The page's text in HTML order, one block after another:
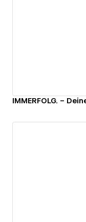
IMMERFOLG. –